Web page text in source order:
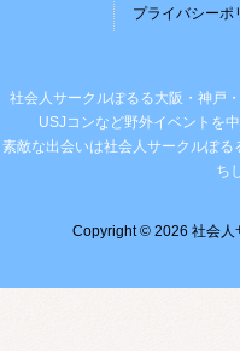
プライバシーポ
社会人サークルぽるる大阪・神戸
USJコンなど野外イベントを
素敵な出会いは社会人サークルぽ
ち
Copyright © 2026 社会人